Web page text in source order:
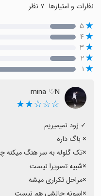
نظرات و امتیازها
۵
۴
۳
۲
۱
mina ♡N
☆☆☆★★